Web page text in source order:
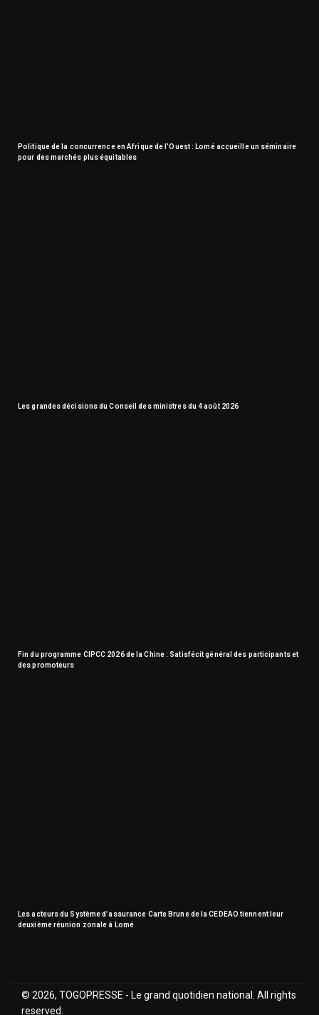
Politique de la concurrence en Afrique de l’Ouest : Lomé accueille un séminaire
pour des marchés plus équitables
Les grandes décisions du Conseil des ministres du 4 août 2026
Fin du programme CIPCC 2026 de la Chine : Satisfécit général des participants et
des promoteurs
Les acteurs du Système d’assurance Carte Brune de la CEDEAO tiennent leur
deuxième réunion zonale à Lomé
© 2026, TOGOPRESSE - Le grand quotidien national. All rights
reserved.